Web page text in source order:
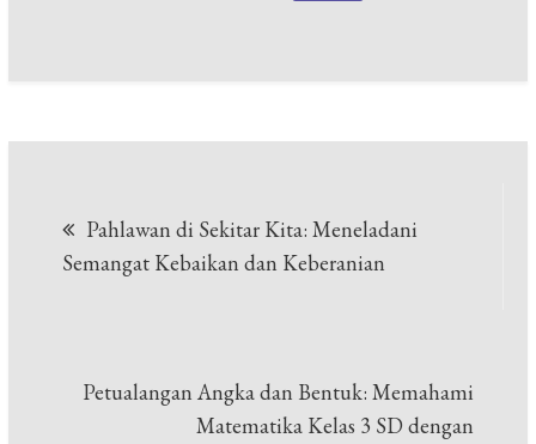
navigation
Pahlawan di Sekitar Kita: Meneladani
Semangat Kebaikan dan Keberanian
Petualangan Angka dan Bentuk: Memahami
Matematika Kelas 3 SD dengan